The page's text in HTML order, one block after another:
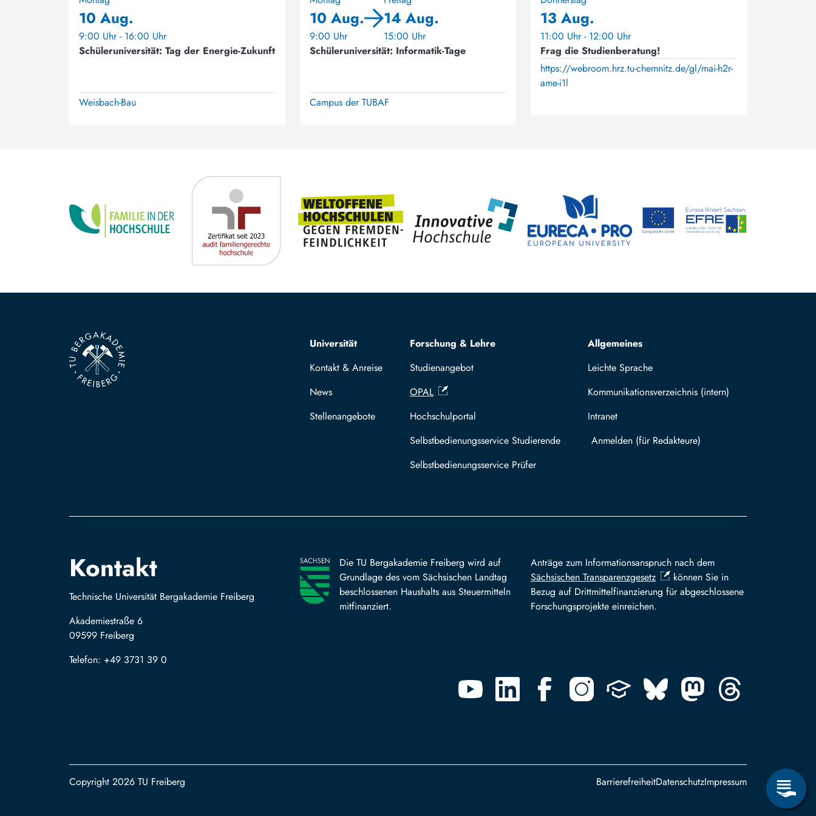
10 Aug.
9:00 Uhr - 16:00 Uhr
Schüleruniversität: Tag der Energie-Zukunft
Weisbach-Bau
10 Aug.
9:00 Uhr
14 Aug.
15:00 Uhr
Schüleruniversität: Informatik-Tage
Campus der TUBAF
13 Aug.
11:00 Uhr - 12:00 Uhr
Frag die Studienberatung!
https://webroom.hrz.tu-chemnitz.de/gl/mai-h2r-
ame-i1l
Top navigation
Universität
Kontakt & Anreise
News
Stellenangebote
Forschung & Lehre
Studienangebot
OPAL
Hochschulportal
Selbstbedienungsservice Studierende
Selbstbedienungsservice Prüfer
Allgemeines
Leichte Sprache
Kommunikationsverzeichnis (intern)
Intranet
Mit TUBAF Login anmelden
Kontakt
Technische Universität Bergakademie Freiberg
Akademiestraße 6
09599 Freiberg
Telefon: +49 3731 39 0
Die TU Bergakademie Freiberg wird auf
Grundlage des vom Sächsischen Landtag
beschlossenen Haushalts aus Steuermitteln
mitfinanziert.
Anträge zum Informationsanspruch nach dem
Sächsischen Transparenzgesetz
können Sie in
Bezug auf Drittmittelfinanzierung für abgeschlossene
Forschungsprojekte einreichen.
Copyright 2026 TU Freiberg Footer
BarrierefreiheitDatenschutzImpressum